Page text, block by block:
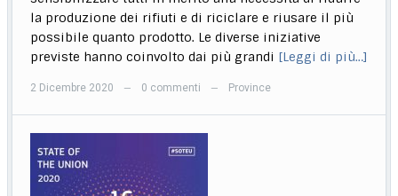
la produzione dei rifiuti e di riciclare e riusare il più
possibile quanto prodotto. Le diverse iniziative
previste hanno coinvolto dai più grandi [Leggi di più…]
2 Dicembre 2020 — 0 commenti — Province